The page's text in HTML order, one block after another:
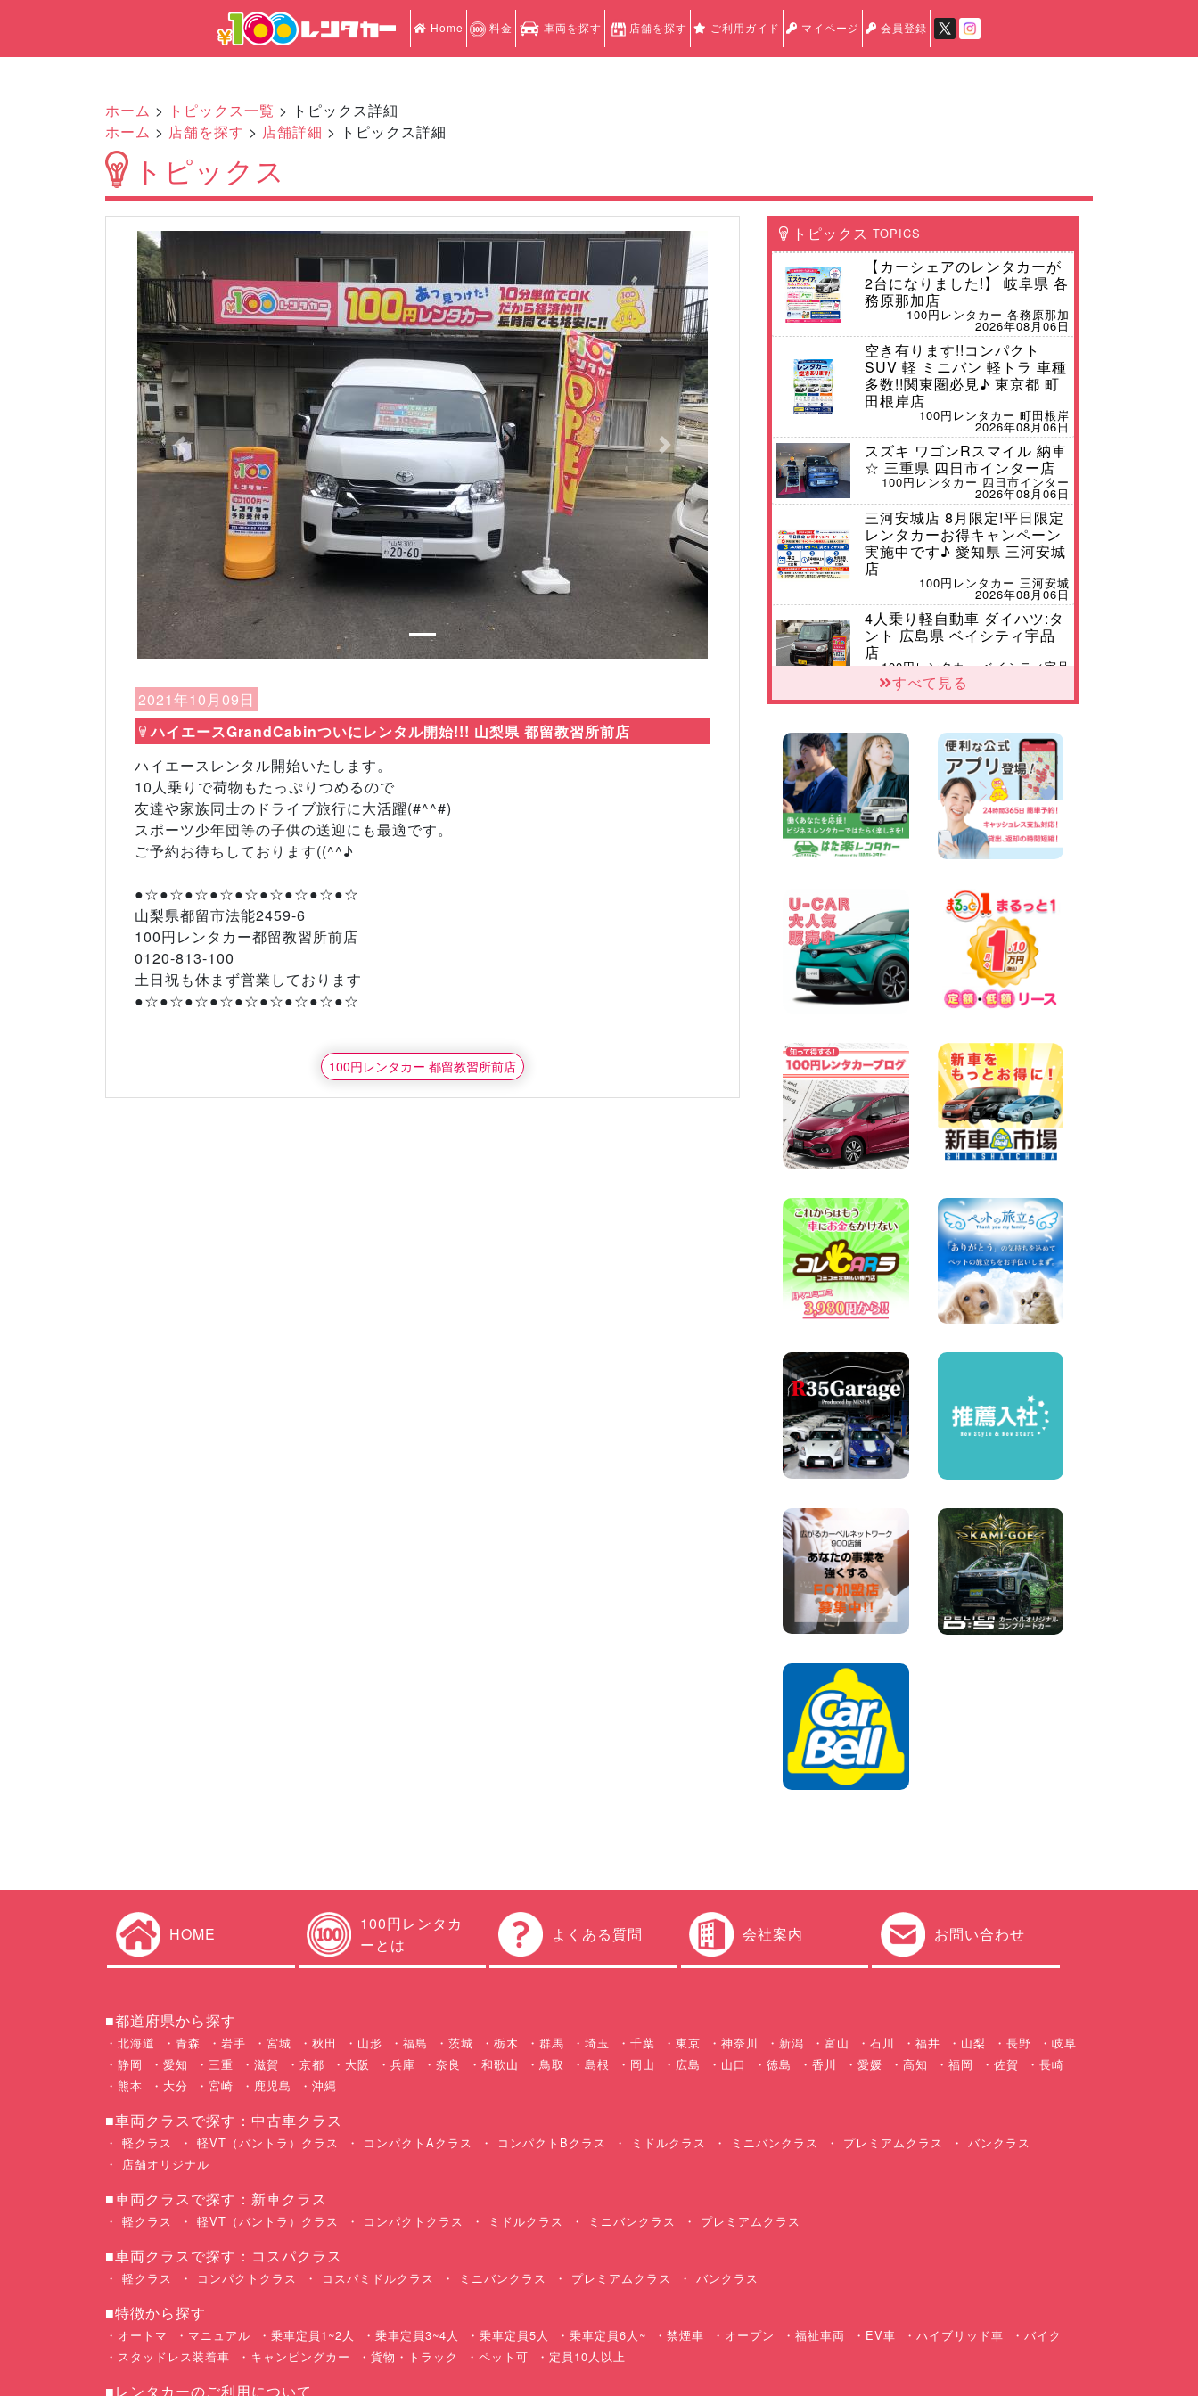
Home 料金 車両を探す 店舗を探す ご利用ガイド マイページ 会員登録
ホーム > トピックス一覧 > トピックス詳細
ホーム > 店舗を探す > 店舗詳細 > トピックス詳細
トピックス
Previous Next
2021年10月09日
ハイエースGrandCabinついにレンタル開始!!! 山梨県 都留教習所前店
ハイエースレンタル開始いたします。
10人乗りで荷物もたっぷりつめるので
友達や家族同士のドライブ旅行に大活躍(#^^#)
スポーツ少年団等の子供の送迎にも最適です。
ご予約お待ちしております((^^♪
●☆●☆●☆●☆●☆●☆●☆●☆●☆
山梨県都留市法能2459-6
100円レンタカー都留教習所前店
0120-813-100
土日祝も休まず営業しております
●☆●☆●☆●☆●☆●☆●☆●☆●☆
100円レンタカー 都留教習所前店
トピックス TOPICS
【カーシェアのレンタカーが
2台になりました!】 岐阜県 各
務原那加店
100円レンタカー 各務原那加
2026年08月06日
空き有ります!!コンパクト
SUV 軽 ミニバン 軽トラ 車種
多数!!関東圏必見♪ 東京都 町
田根岸店
100円レンタカー 町田根岸
2026年08月06日
スズキ ワゴンRスマイル 納車
☆ 三重県 四日市インター店
100円レンタカー 四日市インター
2026年08月06日
三河安城店 8月限定!平日限定
レンタカーお得キャンペーン
実施中です♪ 愛知県 三河安城
店
100円レンタカー 三河安城
2026年08月06日
4人乗り軽自動車 ダイハツ:タ
ント 広島県 ベイシティ宇品
店
100円レンタカー ベイシティ宇品
体調崩してませんか?? 兵庫県
100円レンタカー 加古川
2026年08月06日
【佐渡の夏はレンタカーで自
由に!】 新潟県 両津店
100円レンタカー 両津
2026年08月06日
佐渡空港店はお盆も休まず営
業中! 新潟県 佐渡空港店
今週末空きあります☆ 大阪府
寝屋川太間東町店
100円レンタカー 寝屋川太間東町
2026年08月06日
☆ お盆特別乗り放題プラン
☆ 埼玉県 杉戸店
100円レンタカー 杉戸
2026年08月06日
ェア 墨田文花店 東京都 墨田
文花店
100円レンタカー 墨田文花
2026年08月06日
当社在庫車紹介【軽トラ】ハ
イゼットトラック 神奈川県
横浜旭南本宿町店
100円レンタカー 横浜旭南本宿町
横浜弥生台店限定!!夏季特別
キャンペーンのお知らせ!! 神
奈川県 横浜弥生台店
100円レンタカー 横浜弥生台
2026年08月06日
ハイエースワゴンGL!!クルー
ズコントロールが付いてい
る〜!! 福島県 福島笹木野店
※※超格安日額5,800円※※荷物
運びに最適の軽バンのレンタ
カー!! 出雲ドーム前店 島根県
出雲ドーム前店
100円レンタカー 出雲ドーム前
人気のスペイドワゴン ライト
100円レンタカー 羽田空港
2026年08月04日
お引越しに便利で最適!(禁煙
車両) 香川県 坂出川津店
100円レンタカー 坂出川津
2026年08月04日
ちょっとそこまで。もっと気
軽に 埼玉県 西武秩父駅前店
圧倒的な存在感!【トヨタ・メ
ガクルーザー】を体感できる
チャンスです! 千葉県 千葉北
店
★五所川原の夏を100円レン
すべて見る
HOME
100円レンタカ
ーとは
よくある質問 会社案内 お問い合わせ
■都道府県から探す
北海道 青森 岩手 宮城 秋田 山形 福島 茨城 栃木 群馬 埼玉 千葉 東京 神奈川 新潟 富山 石川 福井 山梨 長野
岐阜
静岡
愛知 三重 滋賀 京都 大阪 兵庫 奈良 和歌山 鳥取 島根 岡山 広島 山口 徳島 香川 愛媛 高知 福岡 佐賀
長崎
熊本
大分 宮崎 鹿児島 沖縄
■車両クラスで探す：中古車クラス
軽クラス 軽VT（バントラ）クラス コンパクトAクラス コンパクトBクラス ミドルクラス ミニバンクラス プレミアムクラス
バンクラス
店舗オリジナル
■車両クラスで探す：新車クラス
軽クラス 軽VT（バントラ）クラス コンパクトクラス ミドルクラス ミニバンクラス プレミアムクラス
■車両クラスで探す：コスパクラス
軽クラス コンパクトクラス コスパミドルクラス ミニバンクラス プレミアムクラス バンクラス
■特徴から探す
オートマ マニュアル 乗車定員1~2人 乗車定員3~4人 乗車定員5人 乗車定員6人~ 禁煙車 オープン 福祉車両 EV車 ハイブリッド車
バイク
スタッドレス装着車
キャンピングカー 貨物・トラック ペット可 定員10人以上
■レンタカーのご利用について